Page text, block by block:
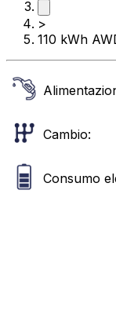
>
110 kWh
Cambio:
Consumo